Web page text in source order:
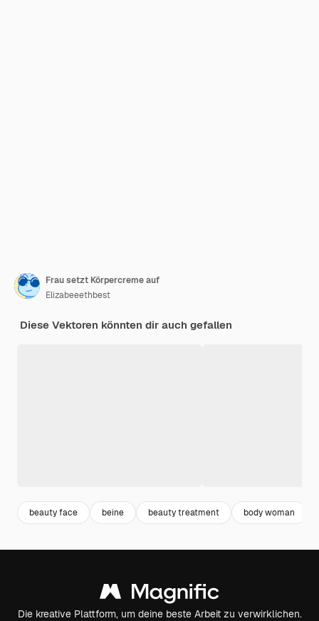
Frau setzt Körpercreme auf
Elizabeeethbest
Diese Vektoren könnten dir auch gefallen
beauty face beine beauty treatment body woman
Die kreative Plattform, um deine beste Arbeit zu verwirklichen.